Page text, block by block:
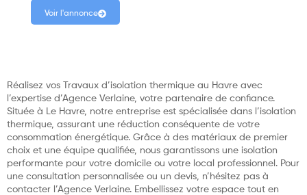
Voir l'annonce
Réalisez vos Travaux d’isolation thermique au Havre avec
l’expertise d’Agence Verlaine, votre partenaire de confiance.
Située à Le Havre, notre entreprise est spécialisée dans l’isolation
thermique, assurant une réduction conséquente de votre
consommation énergétique. Grâce à des matériaux de premier
choix et une équipe qualifiée, nous garantissons une isolation
performante pour votre domicile ou votre local professionnel. Pour
une consultation personnalisée ou un devis, n’hésitez pas à
contacter l’Agence Verlaine. Embellissez votre espace tout en